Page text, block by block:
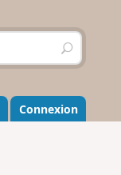
R
e
h
e
r
Connexion